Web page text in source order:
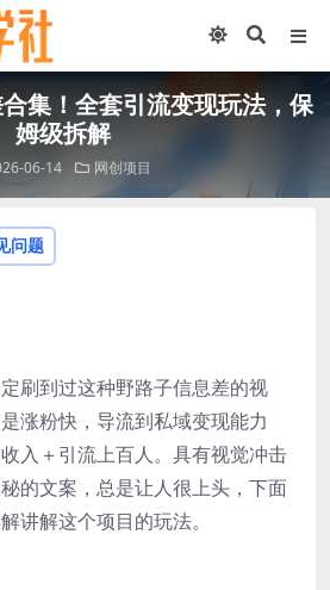
集！全套引流变现玩法，保
姆级拆解
06-14 网创项目
问题
刷到过这种野路子信息差的视
涨粉快，导流到私域变现能力
入＋引流上百人。具有视觉冲击
的文案，总是让人很上头，下面
讲解这个项目的玩法。